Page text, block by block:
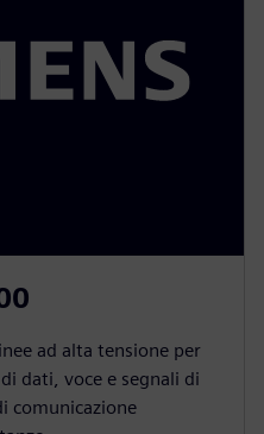
ad alta tensione per
dati, voce e segnali di
comunicazione